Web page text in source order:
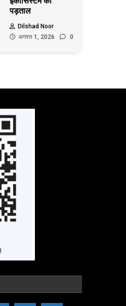
पड़ताल
Dilshad Noor
अगस्त 1, 2026
0